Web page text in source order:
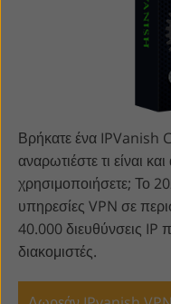
Βρήκατε ένα IPVanish
αναρωτιέστε τι είναι
χρησιμοποιήσετε; Το
υπηρεσίες VPN σε
40.000 διευθύνσεις IP
διακομιστές.